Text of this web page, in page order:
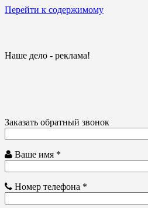
Перейти к содержимому
Наше дело - реклама!
Заказать обратный звонок
Ваше имя *
Номер телефона *